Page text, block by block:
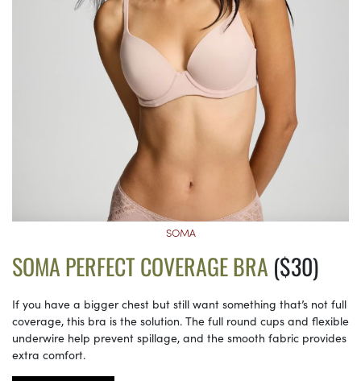
SOMA
SOMA PERFECT COVERAGE BRA($30)
If you have a bigger chest but still want something that’s not full
coverage, this bra is the solution. The full round cups and flexible
underwire help prevent spillage, and the smooth fabric provides
extra comfort.